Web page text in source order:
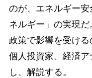
のが、エネルギー
ネルギー」の実現
政策で影響を受ける
個人投資家、経済
し、解説する。